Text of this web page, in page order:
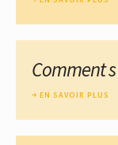
Comment
EN SAVOIR PLUS